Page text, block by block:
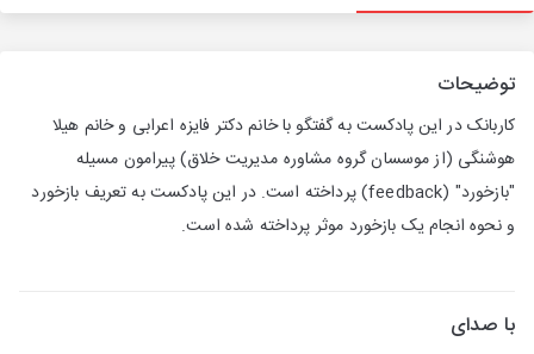
توضیحات
کاربانک در این پادکست به گفتگو با خانم دکتر فایزه اعرابی و خانم هیلا
هوشنگی (از موسسان گروه مشاوره مدیریت خلاق) پیرامون مسیله
"بازخورد" (feedback) پرداخته است. در این پادکست به تعریف بازخورد
و نحوه انجام یک بازخورد موثر پرداخته شده است.
با صدای